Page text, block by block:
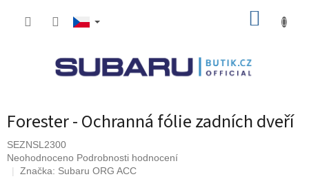
Forester - Ochranná fólie zadních dveří
SEZNSL2300
Průměrné
hodnocení
Neohodnoceno Podrobnosti hodnocení
Značka: Subaru ORG ACC